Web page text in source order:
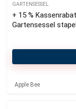
GARTENSESSEL
+ 15 %
Gartensessel
Apple Bee